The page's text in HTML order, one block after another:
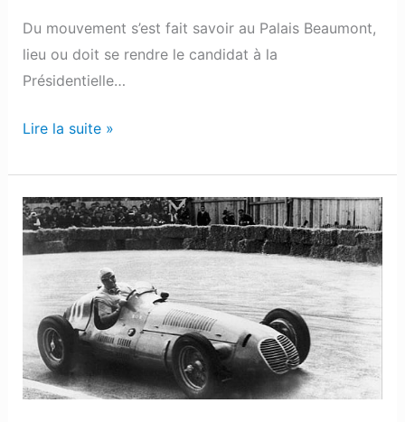
Du mouvement s’est fait savoir au Palais Beaumont,
lieu ou doit se rendre le candidat à la
Présidentielle…
Lire la suite »
Grand-
Prix
de
L’installation
du
circuit